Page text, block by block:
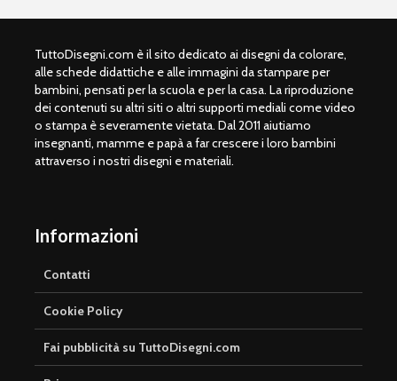
TuttoDisegni.com è il sito dedicato ai disegni da colorare,
alle schede didattiche e alle immagini da stampare per
bambini, pensati per la scuola e per la casa. La riproduzione
dei contenuti su altri siti o altri supporti mediali come video
o stampa è severamente vietata. Dal 2011 aiutiamo
insegnanti, mamme e papà a far crescere i loro bambini
attraverso i nostri disegni e materiali.
Informazioni
Contatti
Cookie Policy
Fai pubblicità su TuttoDisegni.com